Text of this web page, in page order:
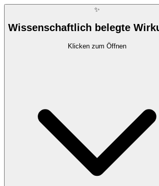
✨
Wissenschaftlich belegte
Klicken zum Öffnen